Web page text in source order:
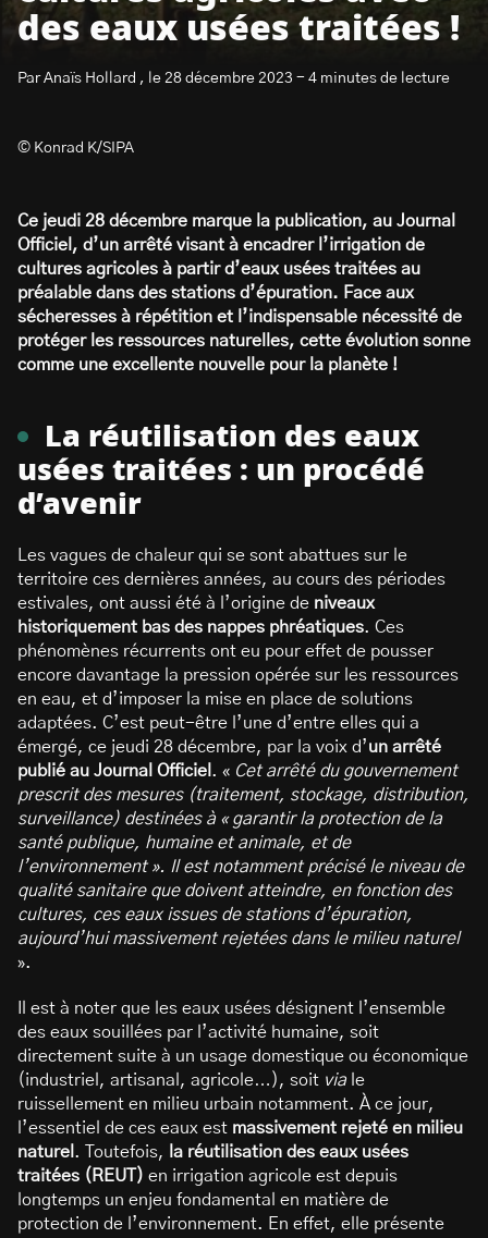
des eaux usées traitées !
Par Anaïs Hollard , le 28 décembre 2023 - 4 minutes de lecture
© Konrad K/SIPA
Ce jeudi 28 décembre marque la publication, au Journal
Officiel, d’un arrêté visant à encadrer l’irrigation de
cultures agricoles à partir d’eaux usées traitées au
préalable dans des stations d’épuration. Face aux
sécheresses à répétition et l’indispensable nécessité de
protéger les ressources naturelles, cette évolution sonne
comme une excellente nouvelle pour la planète !
La réutilisation des eaux
usées traitées : un procédé
d’avenir
Les vagues de chaleur qui se sont abattues sur le
territoire ces dernières années, au cours des périodes
estivales, ont aussi été à l’origine de niveaux
historiquement bas des nappes phréatiques. Ces
phénomènes récurrents ont eu pour effet de pousser
encore davantage la pression opérée sur les ressources
en eau, et d’imposer la mise en place de solutions
adaptées. C’est peut-être l’une d’entre elles qui a
émergé, ce jeudi 28 décembre, par la voix d’un arrêté
publié au Journal Officiel . « Cet arrêté du gouvernement
prescrit des mesures (traitement, stockage, distribution,
surveillance) destinées à « garantir la protection de la
santé publique, humaine et animale, et de
l’environnement ». Il est notamment précisé le niveau de
qualité sanitaire que doivent atteindre, en fonction des
cultures, ces eaux issues de stations d’épuration,
aujourd’hui massivement rejetées dans le milieu naturel
».
Il est à noter que les eaux usées désignent l’ensemble
des eaux souillées par l’activité humaine, soit
directement suite à un usage domestique ou économique
(industriel, artisanal, agricole…), soit viale
ruissellement en milieu urbain notamment. À ce jour,
l’essentiel de ces eaux est massivement rejeté en milieu
naturel . Toutefois,
la réutilisation des eaux usées
traitées (REUT) en irrigation agricole est depuis
longtemps un enjeu fondamental en matière de
protection de l’environnement. En effet, elle présente
S’abonner à la newsletter